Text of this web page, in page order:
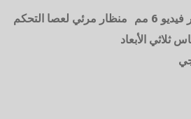
6 مم
منظار مرئي لعصا التحكم
ثلاثي الأبعاد